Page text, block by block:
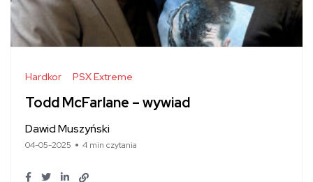
Hardkor PSX Extreme
Todd McFarlane – wywiad
Dawid Muszyński
04-05-2025 4 min czytania